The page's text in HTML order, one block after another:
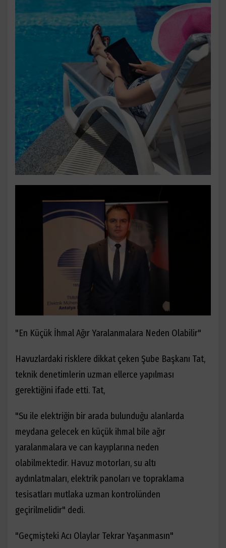
"En Küçük İhmal Ağır Yaralanmalara Neden Olabilir"
Havuzlardaki risklere dikkat çeken Şube Başkanı Tat,
teknik denetimlerin uzman ellerce yapılması
gerektiğini ifade etti. Tat,
"Su ile elektriğin bir arada bulunduğu alanlarda
meydana gelecek en küçük ihmal bile ağır
yaralanmalara ve can kayıplarına neden
olabilmektedir. Havuz motorları, su altı
aydınlatmaları, elektrik panoları ve topraklama
tesisatları mutlaka uzman kontrolünden
geçirilmelidir" dedi.
"Geçmişteki Acı Olaylar Tekrar Yaşanmasın"